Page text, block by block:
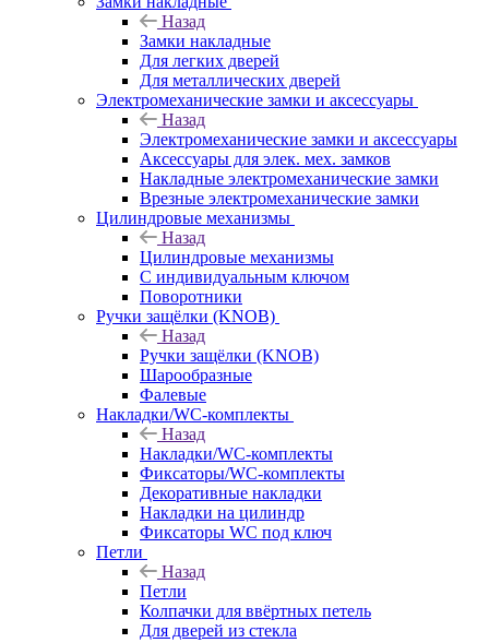
Назад
Замки накладные
Для легких дверей
Для металлических дверей
Электромеханические замки и аксессуары
Назад
Электромеханические замки и аксессуары
Аксессуары для элек. мех. замков
Накладные электромеханические замки
Врезные электромеханические замки
Цилиндровые механизмы
Назад
Цилиндровые механизмы
С индивидуальным ключом
Поворотники
Ручки защёлки (KNOB)
Назад
Ручки защёлки (KNOB)
Шарообразные
Фалевые
Накладки/WC-комплекты
Назад
Накладки/WC-комплекты
Фиксаторы/WC-комплекты
Декоративные накладки
Накладки на цилиндр
Фиксаторы WC под ключ
Петли
Назад
Петли
Колпачки для ввёртных петель
Для дверей из стекла